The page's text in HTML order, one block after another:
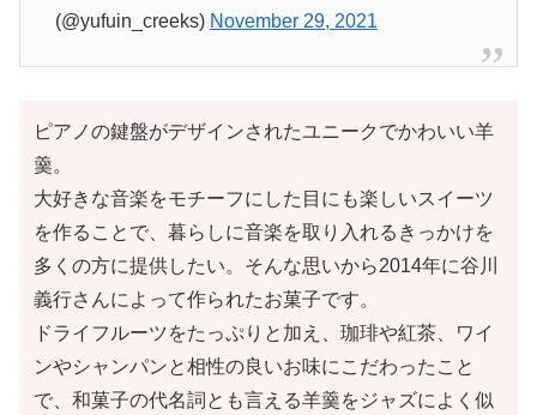
(@yufuin_creeks) November 29, 2021
ピアノの鍵盤がデザインされたユニークでかわいい羊
羹。
大好きな音楽をモチーフにした目にも楽しいスイーツ
を作ることで、暮らしに音楽を取り入れるきっかけを
多くの方に提供したい。そんな思いから2014年に谷川
義行さんによって作られたお菓子です。
ドライフルーツをたっぷりと加え、珈琲や紅茶、ワイ
ンやシャンパンと相性の良いお味にこだわったこと
で、和菓子の代名詞とも言える羊羹をジャズによく似